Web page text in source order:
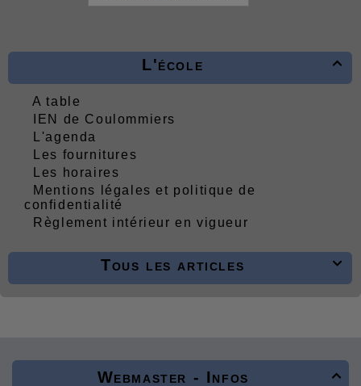

L'école
A table
IEN de Coulommiers
L'agenda
Les fournitures
Les horaires
Mentions légales et politique de
confidentialité
Règlement intérieur en vigueur

Tous les articles

Webmaster - Infos